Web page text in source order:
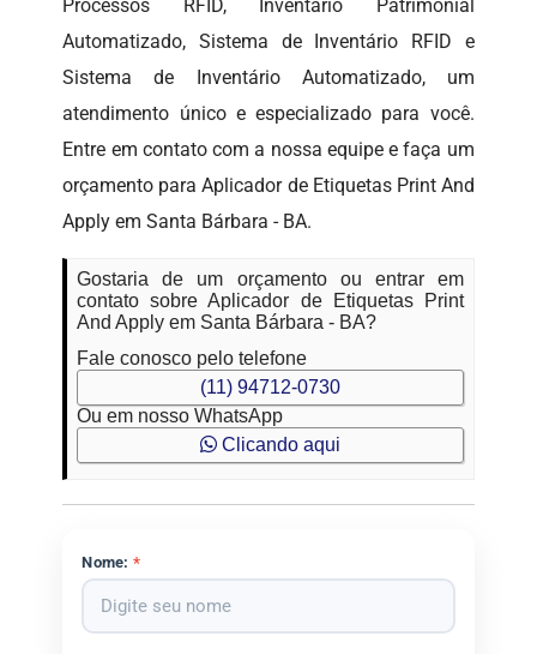
Processos RFID, Inventário Patrimonial
Automatizado, Sistema de Inventário RFID e
Sistema de Inventário Automatizado, um
atendimento único e especializado para você.
Entre em contato com a nossa equipe e faça um
orçamento para Aplicador de Etiquetas Print And
Apply em Santa Bárbara - BA.
Gostaria de um orçamento ou entrar em
contato sobre Aplicador de Etiquetas Print
And Apply em Santa Bárbara - BA?
Fale conosco pelo telefone
(11) 94712-0730
Ou em nosso WhatsApp
Clicando aqui
Nome: *